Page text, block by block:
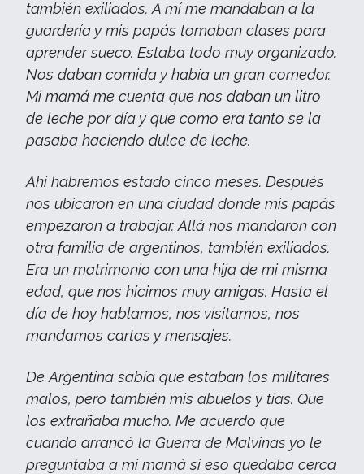
también exiliados. A mí me mandaban a la
guardería y mis papás tomaban clases para
aprender sueco. Estaba todo muy organizado.
Nos daban comida y había un gran comedor.
Mi mamá me cuenta que nos daban un litro
de leche por día y que como era tanto se la
pasaba haciendo dulce de leche.
Ahí habremos estado cinco meses. Después
nos ubicaron en una ciudad donde mis papás
empezaron a trabajar. Allá nos mandaron con
otra familia de argentinos, también exiliados.
Era un matrimonio con una hija de mi misma
edad, que nos hicimos muy amigas. Hasta el
día de hoy hablamos, nos visitamos, nos
mandamos cartas y mensajes.
De Argentina sabía que estaban los militares
malos, pero también mis abuelos y tías. Que
los extrañaba mucho. Me acuerdo que
cuando arrancó la Guerra de Malvinas yo le
preguntaba a mi mamá si eso quedaba cerca